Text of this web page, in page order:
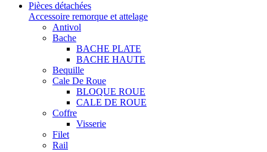
Pièces détachées
Accessoire remorque et attelage
Antivol
Bache
BACHE PLATE
BACHE HAUTE
Bequille
Cale De Roue
BLOQUE ROUE
CALE DE ROUE
Coffre
Visserie
Filet
Rail